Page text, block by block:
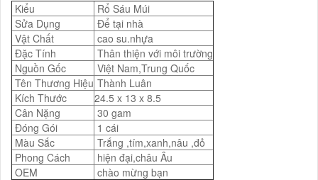
Kiểu
Rổ Sáu Múi
Sửa Dụng
Để tại nhà
Vật Chất
cao su.nhựa
Đặc Tính
Thân thiện với môi trường
Nguồn Gốc
Việt Nam,Trung Quốc
Tên Thương Hiệu Thành Luân
Kích Thước
24.5 x 13 x 8.5
Cân Nặng
30 gam
Đóng Gói
1 cái
Màu Sắc
Trắng ,tím,xanh,nâu ,đỏ
Phong Cách
hiện đại,châu Âu
OEM
chào mừng bạn